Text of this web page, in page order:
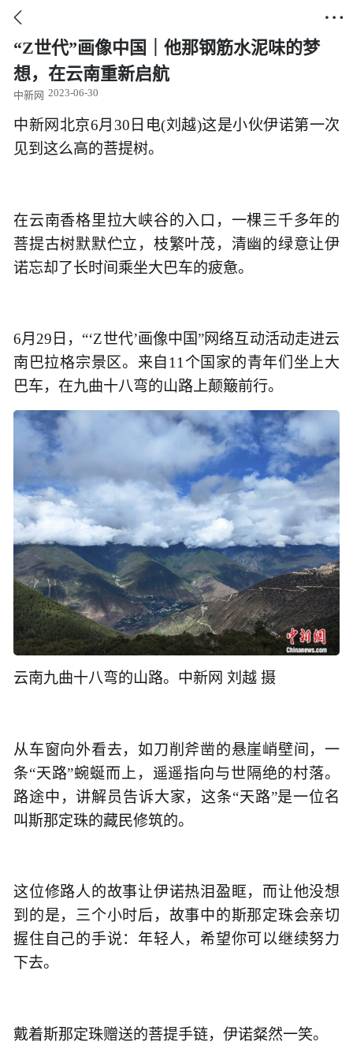
 
“Z世代”画像中国｜他那钢筋水泥味的梦
想，在云南重新启航
中新网 2023-06-30
中新网北京6月30日电(刘越)这是小伙伊诺第一次
见到这么高的菩提树。
在云南香格里拉大峡谷的入口，一棵三千多年的
菩提古树默默伫立，枝繁叶茂，清幽的绿意让伊
诺忘却了长时间乘坐大巴车的疲惫。
6月29日，“‘Z世代’画像中国”网络互动活动走进云
南巴拉格宗景区。来自11个国家的青年们坐上大
巴车，在九曲十八弯的山路上颠簸前行。
云南九曲十八弯的山路。中新网 刘越 摄
从车窗向外看去，如刀削斧凿的悬崖峭壁间，一
条“天路”蜿蜒而上，遥遥指向与世隔绝的村落。
路途中，讲解员告诉大家，这条“天路”是一位名
叫斯那定珠的藏民修筑的。
这位修路人的故事让伊诺热泪盈眶，而让他没想
到的是，三个小时后，故事中的斯那定珠会亲切
握住自己的手说：年轻人，希望你可以继续努力
下去。
戴着斯那定珠赠送的菩提手链，伊诺粲然一笑。